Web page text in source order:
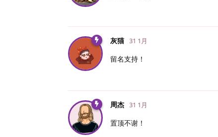
灰猫 31 1月
留名支持！
周杰 31 1月
置顶不谢！